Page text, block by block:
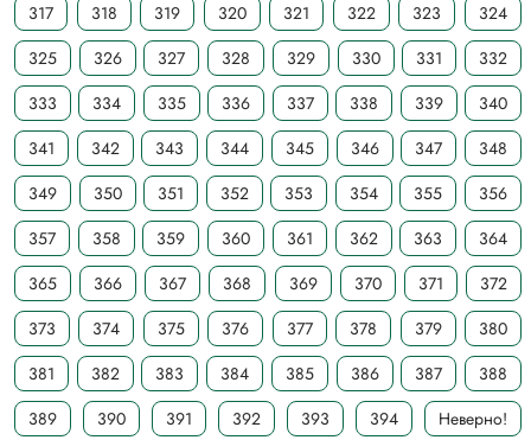
317
318 319 320 321 322 323
324
325
326 327 328 329 330 331
332
333
334 335 336 337 338 339
340
341
342 343 344 345 346 347
348
349
350 351 352 353 354 355
356
357
358 359 360 361 362 363
364
365
366 367 368 369 370 371
372
373
374 375 376 377 378 379
380
381
382 383 384 385 386 387
388
389
390 391 392 393 394
Неверно!